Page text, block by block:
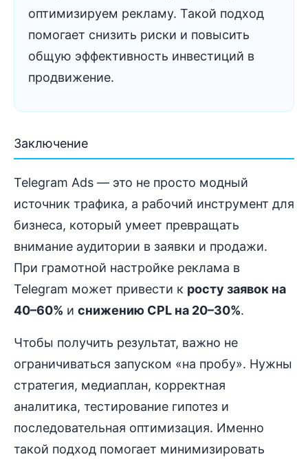
оптимизируем рекламу. Такой подход
помогает снизить риски и повысить
общую эффективность инвестиций в
продвижение.
Заключение
Telegram Ads — это не просто модный
источник трафика, а рабочий инструмент для
бизнеса, который умеет превращать
внимание аудитории в заявки и продажи.
При грамотной настройке реклама в
Telegram может привести к росту заявок на
40–60% и снижению CPL на 20–30%.
Чтобы получить результат, важно не
ограничиваться запуском «на пробу». Нужны
стратегия, медиаплан, корректная
аналитика, тестирование гипотез и
последовательная оптимизация. Именно
такой подход помогает минимизировать